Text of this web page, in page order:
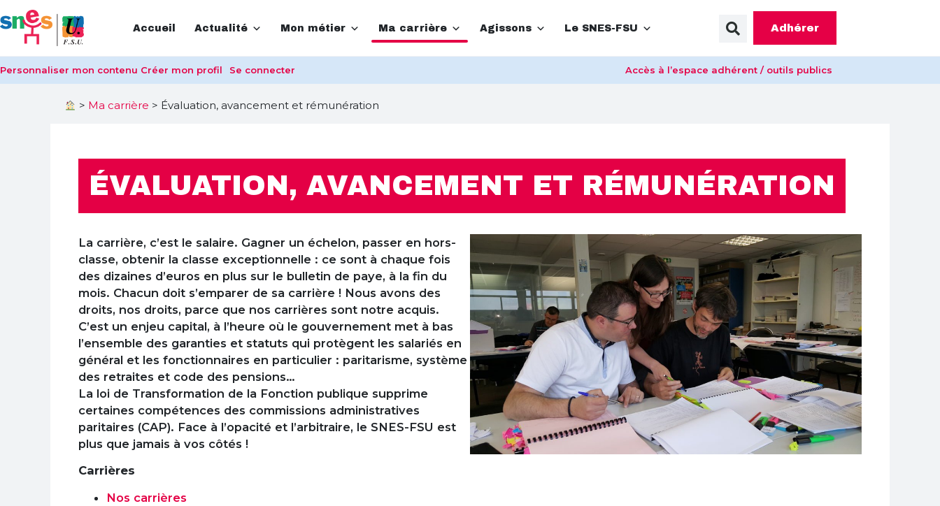
Accueil Actualité Mon métier Ma carrière Agissons Le SNES-FSU Adhérer
Personnaliser mon contenu Créer mon profil Se connecter Accès à l’espace adhérent / outils publics
> Ma carrière > Évaluation, avancement et rémunération
ÉVALUATION, AVANCEMENT ET RÉMUNÉRATION
La carrière, c’est le salaire. Gagner un échelon, passer en hors-
classe, obtenir la classe exceptionnelle : ce sont à chaque fois
des dizaines d’euros en plus sur le bulletin de paye, à la fin du
mois. Chacun doit s’emparer de sa carrière ! Nous avons des
droits, nos droits, parce que nos carrières sont notre acquis.
C’est un enjeu capital, à l’heure où le gouvernement met à bas
l’ensemble des garanties et statuts qui protègent les salariés en
général et les fonctionnaires en particulier : paritarisme, système
des retraites et code des pensions…
La loi de Transformation de la Fonction publique supprime
certaines compétences des commissions administratives
paritaires (CAP). Face à l’opacité et l’arbitraire, le SNES-FSU est
plus que jamais à vos côtés !
Carrières
Nos carrières